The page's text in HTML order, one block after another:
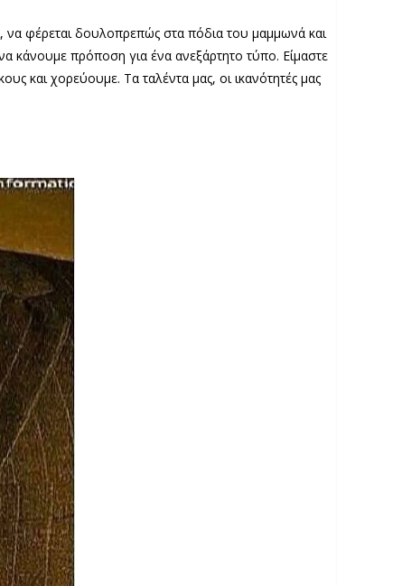
να φέρεται δουλοπρεπώς στα πόδια του μαμμωνά και
κάνουμε πρόποση για ένα ανεξάρτητο τύπο. Είμαστε
και χορεύουμε. Τα ταλέντα μας, οι ικανότητές μας